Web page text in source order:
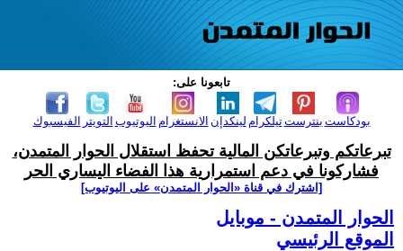
تابعونا على:
الفيسبوك التويتر اليوتيوب الانستغرام لينكدإن تيلكرامبنترست بودكاست
تبرعاتكم وتبرعاتكن المالية تحفظ استقلال الحوار المتمدن،
فشاركونا في دعم استمرارية هذا الفضاء اليساري الحر
[اشترك في قناة ‫«الحوار المتمدن» على اليوتيوب]
الحوار المتمدن - موبايل
الموقع الرئيسي